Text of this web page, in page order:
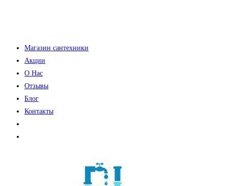
Магазин сантехники
Акции
О Нас
Отзывы
Блог
Контакты